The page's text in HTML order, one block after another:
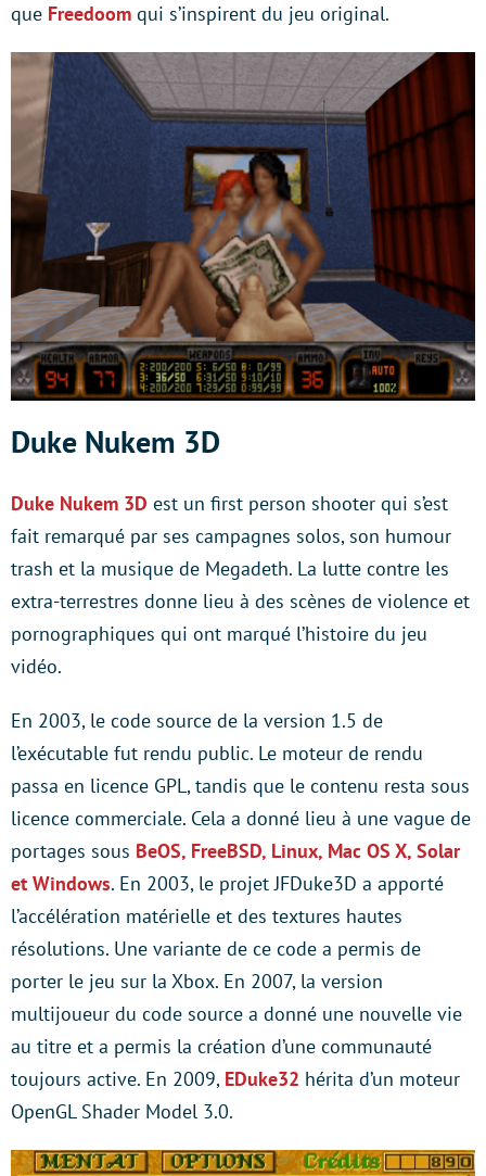
que Freedoom qui s’inspirent du jeu original.
Duke Nukem 3D
Duke Nukem 3D est un first person shooter qui s’est
fait remarqué par ses campagnes solos, son humour
trash et la musique de Megadeth. La lutte contre les
extra-terrestres donne lieu à des scènes de violence et
pornographiques qui ont marqué l’histoire du jeu
vidéo.
En 2003, le code source de la version 1.5 de
l’exécutable fut rendu public. Le moteur de rendu
passa en licence GPL, tandis que le contenu resta sous
licence commerciale. Cela a donné lieu à une vague de
portages sous BeOS, FreeBSD, Linux, Mac OS X, Solar
et Windows. En 2003, le projet JFDuke3D a apporté
l’accélération matérielle et des textures hautes
résolutions. Une variante de ce code a permis de
porter le jeu sur la Xbox. En 2007, la version
multijoueur du code source a donné une nouvelle vie
au titre et a permis la création d’une communauté
toujours active. En 2009, EDuke32 hérita d’un moteur
OpenGL Shader Model 3.0.